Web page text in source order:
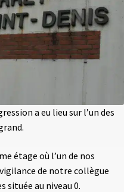
a eu lieu sur l’un des
étage où l’un de nos
de notre collègue
située au niveau 0.